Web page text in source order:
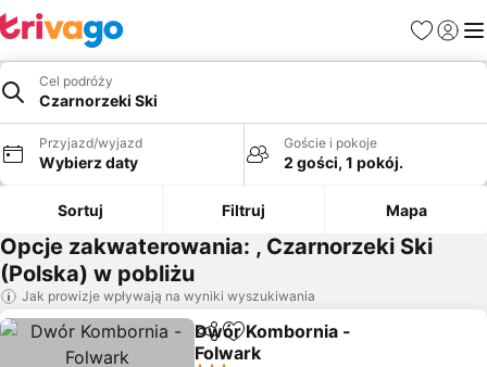
Ulubione
Cel podróży
Czarnorzeki Ski
Przyjazd/wyjazd
Wybierz daty
Goście i pokoje
2 gości, 1 pokój.
Sortuj Filtruj Mapa
Opcje zakwaterowania: , Czarnorzeki Ski
(Polska) w pobliżu
Jak prowizje wpływają na wyniki wyszukiwania
Udostępnij
Dodaj do ulubionych
Dwór Kombornia -
Folwark